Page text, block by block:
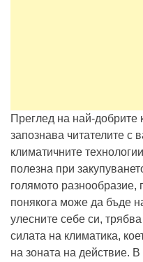
Преглед на най-добрите
запознава читателите с
климатичните
полезна при
голямото разнообразие,
понякога може да бъде
улесните себе си,
силата на климатика,
на зоната на действие.